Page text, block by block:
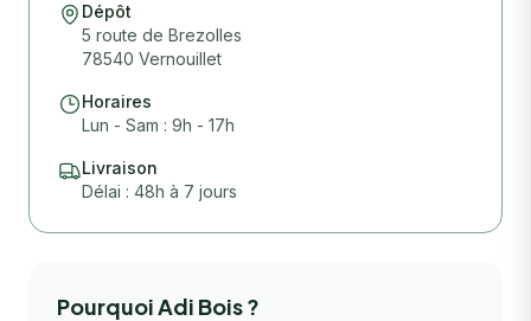
Dépôt
5 route de Brezolles
78540 Vernouillet
Horaires
Lun - Sam : 9h - 17h
Livraison
Délai : 48h à 7 jours
Pourquoi Adi Bois ?